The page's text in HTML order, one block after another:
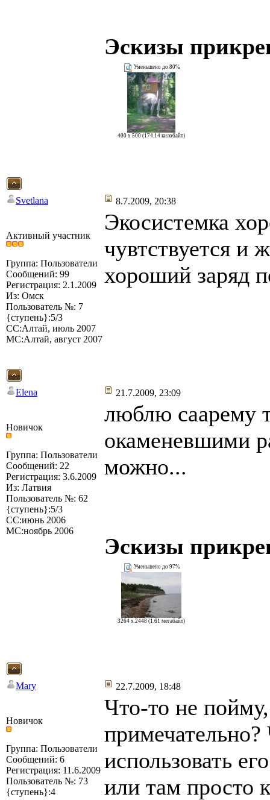
Эскизы
Уменьшено до 80%
400 x 500 (174.14 килобайт)
Svetlana 8.7.2009, 20:38
Активный участник
Группа: Пользователи
Сообщений: 99
Регистрация: 2.1.2009
Из: Омск
Пользователь №: 7
{ступень}:5/3
СС:Алтай, июль 2007
МС:Алтай, август 2007
Экосистемка
чувтствуется и
хороший заряд
Elena 21.7.2009, 23:09
Новичок
Группа: Пользователи
Сообщений: 22
Регистрация: 3.6.2009
Из: Латвия
Пользователь №: 62
{ступень}:5/3
СС:июнь 2006
МС:ноябрь 2006
люблю саарему
окаменевшими
можно...
Эскизы
Уменьшено до 97%
3264 x 2448 (1.61 мегабайт)
Mary 22.7.2009, 18:48
Новичок
Группа: Пользователи
Сообщений: 6
Регистрация: 11.6.2009
Пользователь №: 73
{ступень}:4
Что-то не
примечательно?
использовать
или там просто